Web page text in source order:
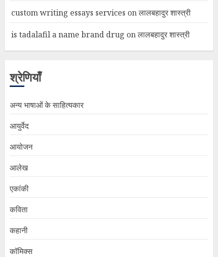
custom writing essays services onलालबहादुर शास्त्री
is tadalafil a name brand drug onलालबहादुर शास्त्री
श्रेणियाँ
अन्य भाषाओं के साहित्यकार
आयुर्वेद
आयोजन
आलेख
एकांकी
कविता
कहानी
कॉमिक्स